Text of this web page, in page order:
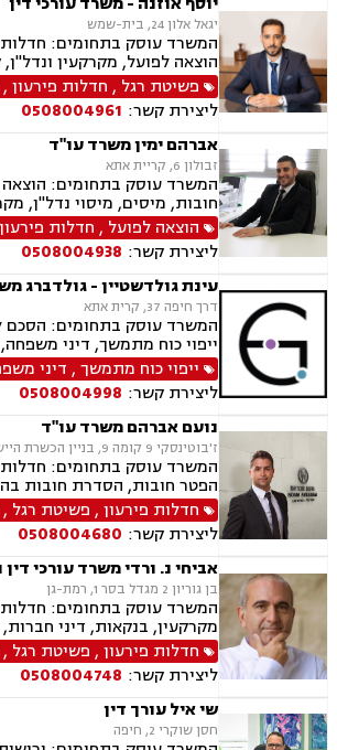
יגאל אלון 24, בית-שמש
המשרד עוסק בתחומים: חדלות
הוצאה לפועל, מקרקעין
ובניה, עסקאות מכר דירה, רישום
מושכר, מגרשים לבניה, דיירות
ומשקים במושבים, רשות
הריסה, בתים משותפים, נדל"ן
פשיטת רגל , חדלות פירעון,
ליצירת קשר: 0508004961
אברהם ימין משרד עו"ד
זבולון 6, קריית אתא
המשרד עוסק בתחומים: הוצאה
חובות, מיסים, מיסוי נדל"ן,
משפחה, מזונות, ביטוח לאומי,
כוח מתמשך, חדלות פירעון.
הוצאה לפועל , חדלות פירעון
ליצירת קשר: 0508004938
עינת גולדשטיין - גולדברג
דרך חיפה 37, קרית אתא
המשרד עוסק בתחומים: הסכם
ייפוי כוח מתמשך, דיני משפחה,
הסכמי ממון, ביטוח לאומי,
חדלות פירעון, הוצאה לפועל
ייפוי כוח מתמשך, דיני
ליצירת קשר: 0508004998
נועם אברהם משרד עו"ד
ז'בוטינסקי 9 קומה 9, בניין הכשרת היישוב, בני ברק
המשרד עוסק בתחומים: חדלות
הפטר חובות, הסדרת חובות
תביעות לבתי משפט, הגשת
משפט, הסדרי נושים ללא
להסדרת חובות ללא פשיטת
פשיטת רגל.
חדלות פירעון, פשיטת רגל ,
ליצירת קשר: 0508004680
אביחי נ. ורדי משרד עורכי דין
בן גוריון 2 מגדל בסר 1, רמת-גן
המשרד עוסק בתחומים: חדלות
מיוסי מקרקעין, ליטגציה,
חדלות פירעון, פשיטת רגל ,
ליצירת קשר: 0508004748
שי איל עורך דין
חסן שוקרי 2, חיפה